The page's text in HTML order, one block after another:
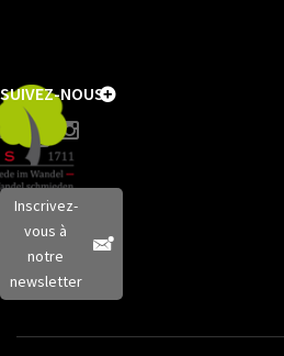
SUIVEZ-NOUS
Inscrivez-
vous à
notre
newsletter